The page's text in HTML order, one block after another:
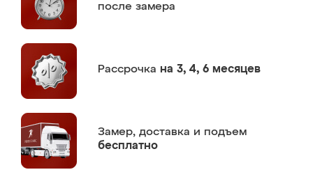
после замера
Рассрочка на 3, 4, 6 месяцев
Замер, доставка и подъем
бесплатно